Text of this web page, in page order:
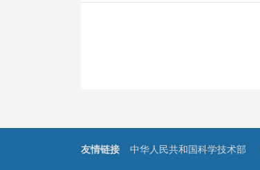
友情链接 中华人民共和国科学技术部